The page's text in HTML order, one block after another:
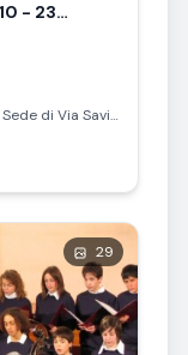
- 23
Conservatorio di Musica "A. Casella" - Sede di Via Savini
29